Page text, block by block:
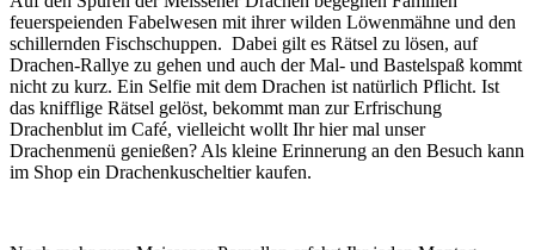
feuerspeienden Fabelwesen mit ihrer wilden Löwenmähne und den
schillernden Fischschuppen. Dabei gilt es Rätsel zu lösen, auf
Drachen-Rallye zu gehen und auch der Mal- und Bastelspaß kommt
nicht zu kurz. Ein Selfie mit dem Drachen ist natürlich Pflicht. Ist
das knifflige Rätsel gelöst, bekommt man zur Erfrischung
Drachenblut im Café, vielleicht wollt Ihr hier mal unser
Drachenmenü genießen? Als kleine Erinnerung an den Besuch kann
im Shop ein Drachenkuscheltier kaufen.